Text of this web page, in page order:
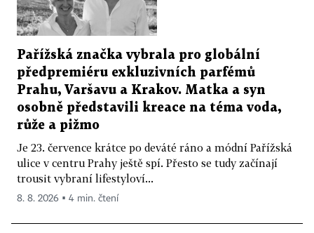
Pařížská značka vybrala pro globální
předpremiéru exkluzivních parfémů
Prahu, Varšavu a Krakov. Matka a syn
osobně představili kreace na téma voda,
růže a pižmo
Je 23. července krátce po deváté ráno a módní Pařížská
ulice v centru Prahy ještě spí. Přesto se tudy začínají
trousit vybraní lifestyloví...
8. 8. 2026 ▪ 4 min. čtení